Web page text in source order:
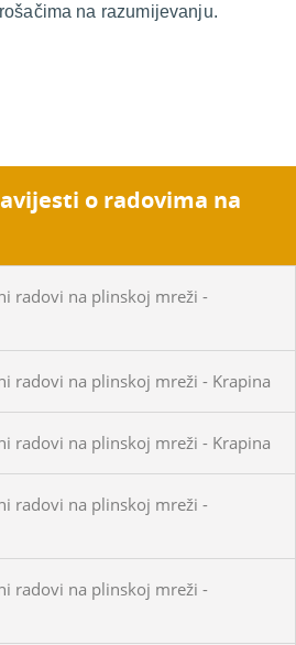
na razumijevanju.
o radovima na
radovi na plinskoj mreži -
radovi na plinskoj mreži - Krapina
radovi na plinskoj mreži - Krapina
radovi na plinskoj mreži -
radovi na plinskoj mreži -